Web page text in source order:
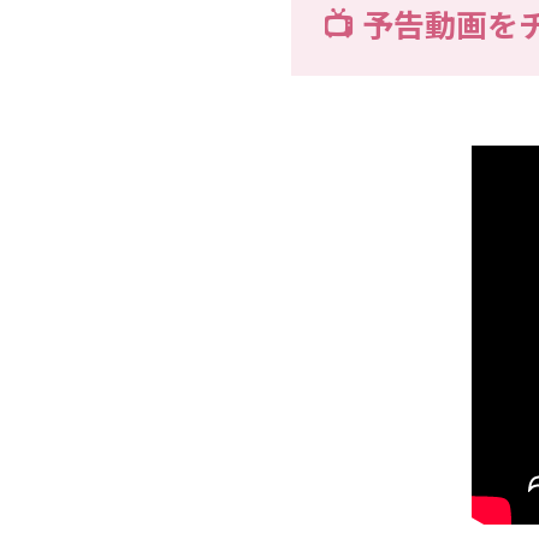
📺 予告動画を